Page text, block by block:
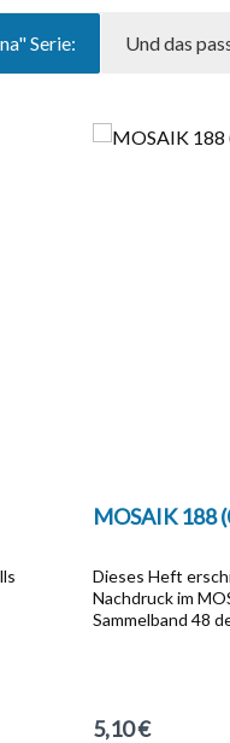
Serie: Und das
MOSAIK 188
Dieses Heft
Nachdruck im
Sammelband 48
Hefte die im
Regulärer
5,10 €